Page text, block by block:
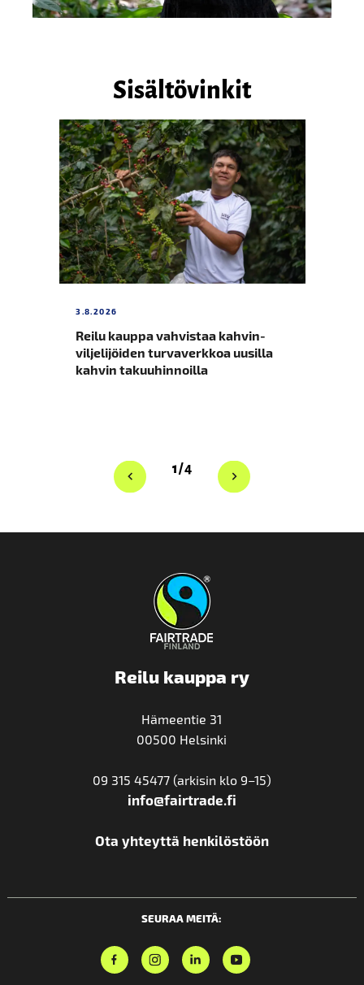
Sisältövinkit
3.8.2026
Reilu kauppa vahvistaa kahvin­
viljelijöiden turvaverkkoa uusilla
kahvin takuuhinnoilla
1/4
Reilu kauppa ry
Hämeentie 31
00500 Helsinki
09 315 45477 (arkisin klo 9–15)
info@fairtrade.fi
Ota yhteyttä henkilöstöön
SEURAA MEITÄ: